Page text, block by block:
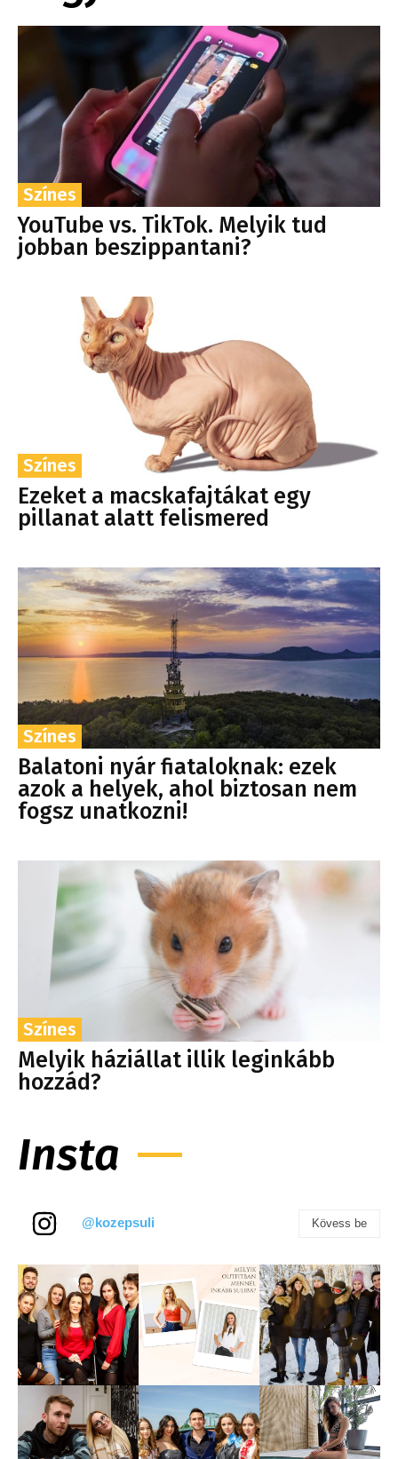
Színes
YouTube vs. TikTok. Melyik tud
jobban beszippantani?
Színes
Ezeket a macskafajtákat egy
pillanat alatt felismered
Színes
Balatoni nyár fiataloknak: ezek
azok a helyek, ahol biztosan nem
fogsz unatkozni!
Színes
Melyik háziállat illik leginkább
hozzád?
Insta
@kozepsuli Kövess be